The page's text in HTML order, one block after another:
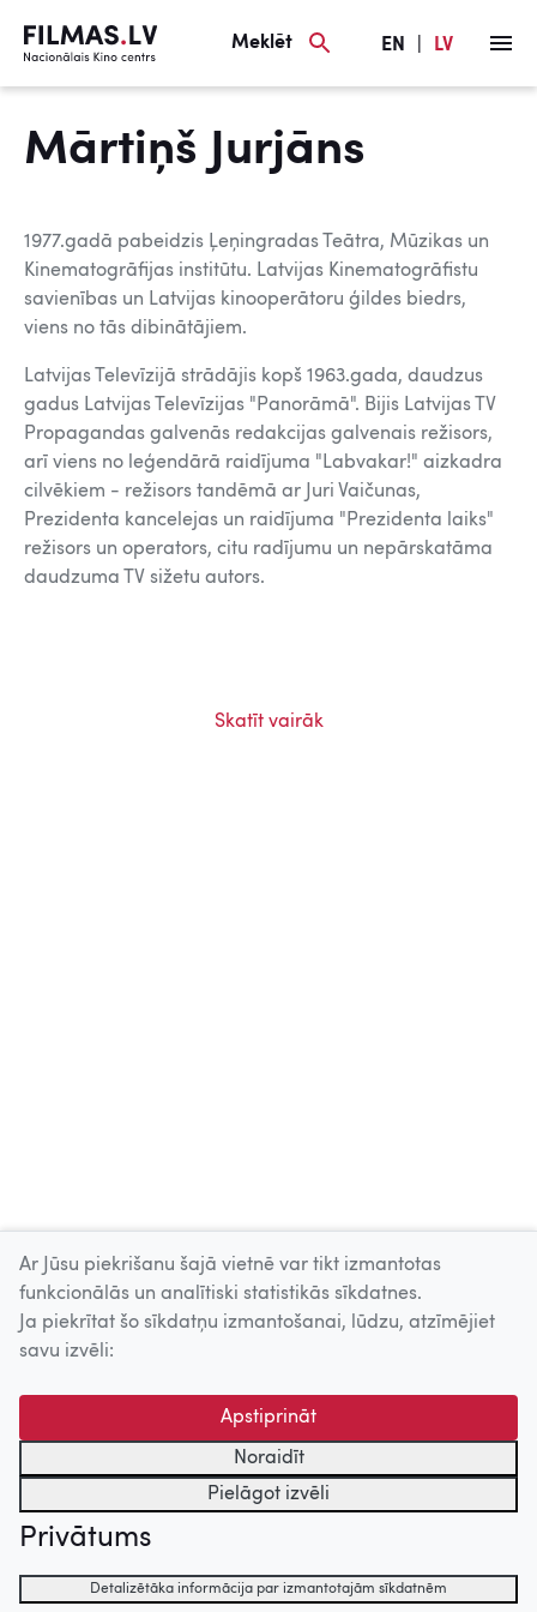
Meklēt EN LV
Mārtiņš Jurjāns
1977.gadā pabeidzis Ļeņingradas Teātra, Mūzikas un
Kinematogrāfijas institūtu. Latvijas Kinematogrāfistu
savienības un Latvijas kinooperātoru ģildes biedrs,
viens no tās dibinātājiem.
Latvijas Televīzijā strādājis kopš 1963.gada, daudzus
gadus Latvijas Televīzijas "Panorāmā". Bijis Latvijas TV
Propagandas galvenās redakcijas galvenais režisors,
arī viens no leģendārā raidījuma "Labvakar!" aizkadra
cilvēkiem - režisors tandēmā ar Juri Vaičunas,
Prezidenta kancelejas un raidījuma "Prezidenta laiks"
režisors un operators, citu radījumu un nepārskatāma
daudzuma TV sižetu autors.
Skatīt vairāk
Skatīt vairāk
Uz augšu
© 2026 Nacionālais Kino centrs, Kultūras informācijas sistēmu
centrs. Sadarbības partneris: Latvijas Valsts
kinofotofonodokumentu arhīvs.
Ar Jūsu piekrišanu šajā vietnē var tikt izmantotas
funkcionālās un analītiski statistikās sīkdatnes.
Ja piekrītat šo sīkdatņu izmantošanai, lūdzu, atzīmējiet
savu izvēli:
Apstiprināt
Noraidīt
Pielāgot izvēli
Privātums
Detalizētāka informācija par izmantotajām sīkdatnēm